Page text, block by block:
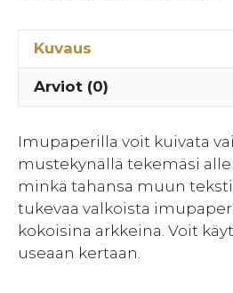
Kuvaus
Arviot (0)
Imupaperilla voit kuivata
mustekynällä tekemäsi
minkä tahansa muun
tukevaa valkoista
kokoisina arkkeina. Voit
useaan kertaan.